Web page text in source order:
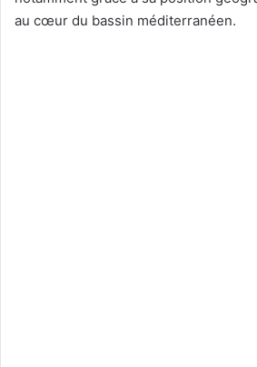
au cœur du bassin méditerranéen.